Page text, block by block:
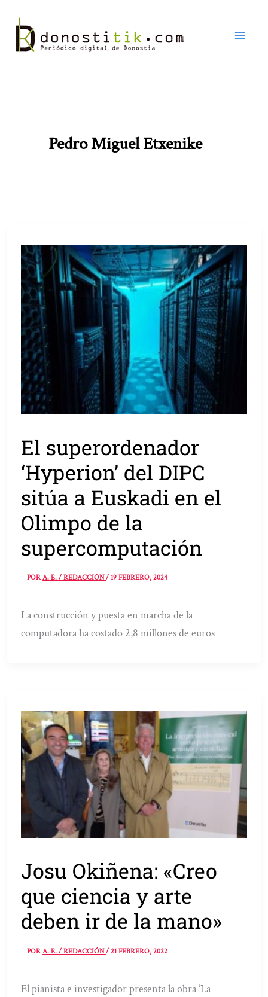
contenido
Pedro Miguel Etxenike
El superordenador
‘Hyperion’ del DIPC
sitúa a Euskadi en el
Olimpo de la
supercomputación
PORA. E. / REDACCIÓN/19 FEBRERO, 2024
La construcción y puesta en marcha de la
computadora ha costado 2,8 millones de euros
Josu Okiñena: «Creo
que ciencia y arte
deben ir de la mano»
PORA. E. / REDACCIÓN/21 FEBRERO, 2022
El pianista e investigador presenta la obra ‘La